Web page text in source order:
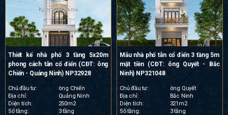
Thiết kế nhà phố 3 tầng 5x20m
phong cách tân cổ điển (CĐT: ông
Chiến - Quảng Ninh) NP32928
Chủ đầu tư:
ông Chiến
Địa chỉ:
Quảng Ninh
Diện tích:
250m2
Số tầng:
3 tầng
Mẫu nhà phố tân cổ điển 3 tầng 5m
mặt tiền (CĐT: ông Quyết - Bắc
Ninh) NP321048
Chủ đầu tư:
ông Quyết
Địa chỉ:
Bắc Ninh
Diện tích:
321m2
Số tầng:
3 tầng